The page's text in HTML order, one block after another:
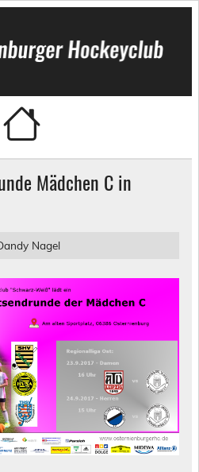
Hockeyclub
Mädchen C in
Nagel